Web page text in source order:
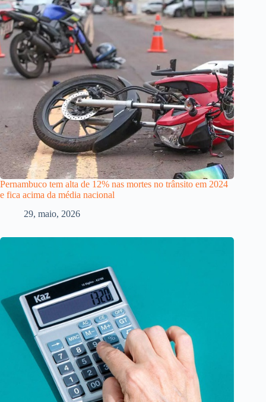
Pernambuco tem alta de 12% nas mortes no trânsito em 2024
e fica acima da média nacional
29, maio, 2026